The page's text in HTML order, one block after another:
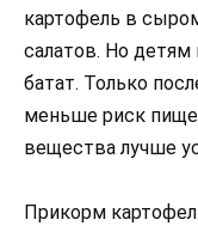
картофель в
салатов. Но
батат. Только
меньше риск
вещества лучше
Прикорм